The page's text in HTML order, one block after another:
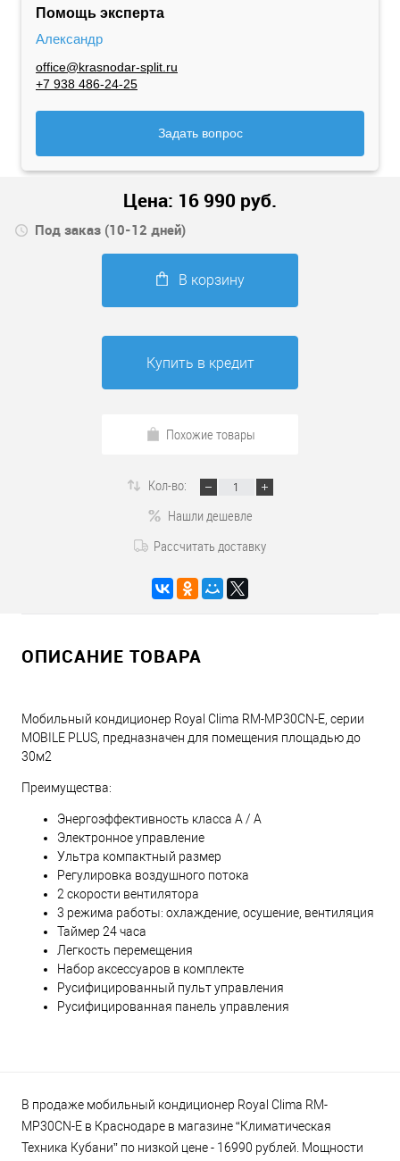
Помощь эксперта
Александр
office@krasnodar-split.ru
+7 938 486-24-25
Задать вопрос
Цена: 16 990 руб.
Под заказ (10-12 дней)
В корзину
Купить в кредит
Похожие товары
Кол-во:
Нашли дешевле
Рассчитать доставку
ОПИСАНИЕ ТОВАРА
Мобильный кондиционер Royal Clima RM-MP30CN-E, серии
MOBILE PLUS, предназначен для помещения площадью до
30м2
Преимущества:
Энергоэффективность класса А / A
Электронное управление
Ультра компактный размер
Регулировка воздушного потока
2 скорости вентилятора
3 режима работы: охлаждение, осушение, вентиляция
Таймер 24 часа
Легкость перемещения
Набор аксессуаров в комплекте
Русифицированный пульт управления
Русифицированная панель управления
В продаже мобильный кондиционер Royal Clima RM-
MP30CN-E в Краснодаре в магазине “Климатическая
Техника Кубани” по низкой цене - 16990 рублей. Мощности